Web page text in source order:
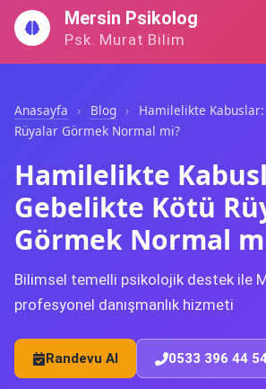
İçeriğe
geç
Mersin Psikolog
Psk. Murat Bilim
Anasayfa › Blog ›
Hamilelikte
Rüyalar Görmek Normal mi?
Hamilelikte
Gebelikte Kötü
Görmek Normal
Bilimsel temelli psikolojik destek ile
profesyonel danışmanlık hizmeti
Randevu Al 0533 396 44